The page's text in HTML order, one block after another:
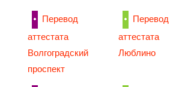
Перевод
аттестата
Волгоградский
проспект
Перевод
аттестата
Люблино